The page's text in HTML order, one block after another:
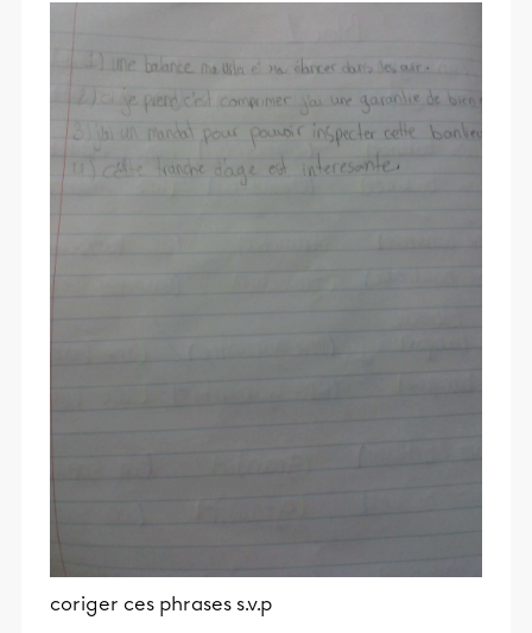
coriger ces phrases s.v.p